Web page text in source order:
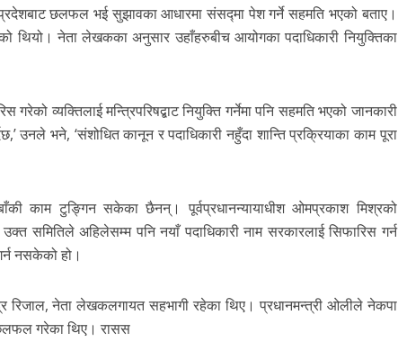
छलफल भई सुझावका आधारमा संसद्मा पेश गर्ने सहमति भएको बताए।
थियो। नेता लेखकका अनुसार उहाँहरुबीच आयोगका पदाधिकारी नियुक्तिका
व्यक्तिलाई मन्त्रिपरिषद्बाट नियुक्ति गर्नेमा पनि सहमति भएको जानकारी
उनले भने, ‘संशोधित कानून र पदाधिकारी नहुँदा शान्ति प्रक्रियाका काम पूरा
काम टुङ्गिन सकेका छैनन्। पूर्वप्रधानन्यायाधीश ओमप्रकाश मिश्रको
समितिले अहिलेसम्म पनि नयाँ पदाधिकारी नाम सरकारलाई सिफारिस गर्न
नसकेको हो।
रिजाल, नेता लेखकलगायत सहभागी रहेका थिए। प्रधानमन्त्री ओलीले नेकपा
गरेका थिए। रासस